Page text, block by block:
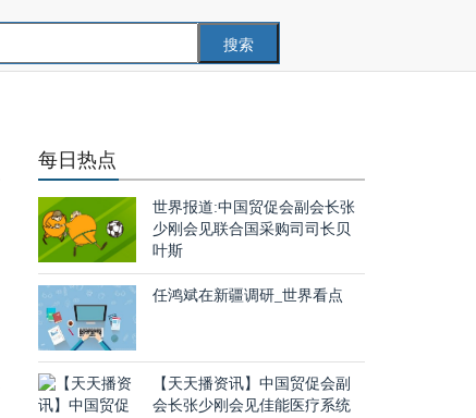
搜索
每日热点
世界报道:中国贸促会副会长张
少刚会见联合国采购司司长贝
叶斯
任鸿斌在新疆调研_世界看点
【天天播资讯】中国贸促会副
会长张少刚会见佳能医疗系统